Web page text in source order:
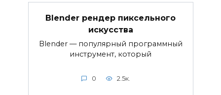
Blender рендер пиксельного
искусства
Blender — популярный программный
инструмент, который
0 2.5к.